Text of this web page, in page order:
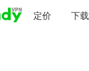
定价 下载